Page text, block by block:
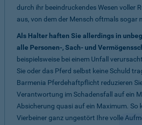
durch ihr beeindruckendes Wesen voller
aus, von dem der Mensch oftmals sogar
Als Halter haften Sie allerdings in
alle Personen-, Sach- und
beispielsweise bei einem Unfall
Sie oder das Pferd selbst keine Schuld
Barmenia Pferdehaftpflicht reduzieren
Verantwortung im Schadensfall auf ein
Absicherung quasi auf ein Maximum. So
Vierbeiner ganz ungestört Ihre volle